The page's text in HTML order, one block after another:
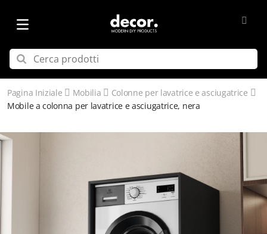
Pagina Iniziale Mobilia
Colonne per lavatrice e asciugatrice
Mobile a colonna per lavatrice e asciugatrice, nera